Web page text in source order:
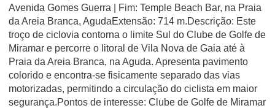
Avenida Gomes Guerra | Fim: Temple Beach Bar, na Praia
da Areia Branca, AgudaExtensão: 714 m.Descrição: Este
troço de ciclovia contorna o limite Sul do Clube de Golfe de
Miramar e percorre o litoral de Vila Nova de Gaia até à
Praia da Areia Branca, na Aguda. Apresenta pavimento
colorido e encontra-se fisicamente separado das vias
motorizadas, permitindo a circulação do ciclista em maior
segurança.Pontos de interesse: Clube de Golfe de Miramar